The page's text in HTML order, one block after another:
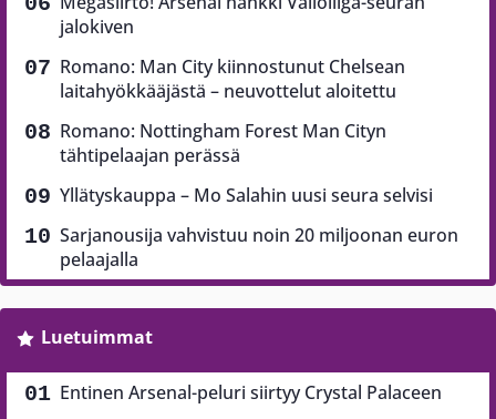
jalokiven
Romano: Man City kiinnostunut Chelsean
laitahyökkääjästä – neuvottelut aloitettu
Romano: Nottingham Forest Man Cityn
tähtipelaajan perässä
Yllätyskauppa – Mo Salahin uusi seura selvisi
Sarjanousija vahvistuu noin 20 miljoonan euron
pelaajalla
Luetuimmat
Entinen Arsenal-peluri siirtyy Crystal Palaceen